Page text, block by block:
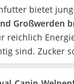
bietet
Großwerden
reichlich
sind. Zucker
heißt es in
Canin-